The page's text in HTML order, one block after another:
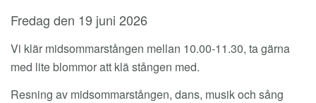
Fredag den 19 juni 2026
Vi klär midsommarstången mellan 10.00-11.30, ta gärna
med lite blommor att klä stången med.
Resning av midsommarstången, dans, musik och sång